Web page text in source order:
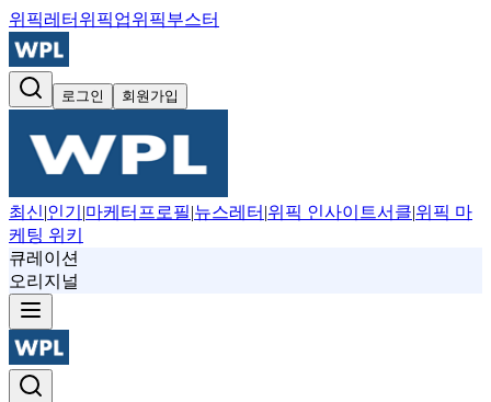
위픽레터 위픽업위픽부스터
로그인 회원가입
최신|인기 |마케터프로필|뉴스레터 |위픽 인사이트서클|위픽 마
케팅 위키
큐레이션
오리지널